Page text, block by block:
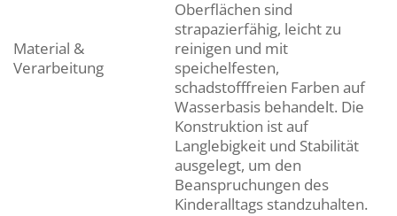
Material &
Verarbeitung
Oberflächen sind
strapazierfähig, leicht zu
reinigen und mit
speichelfesten,
schadstofffreien Farben auf
Wasserbasis behandelt. Die
Konstruktion ist auf
Langlebigkeit und Stabilität
ausgelegt, um den
Beanspruchungen des
Kinderalltags standzuhalten.